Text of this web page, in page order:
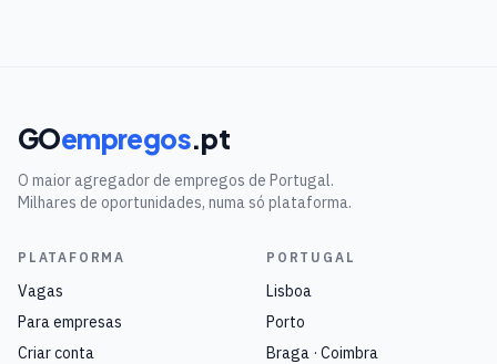
GOempregos.pt
O maior agregador de empregos de Portugal.
Milhares de oportunidades, numa só plataforma.
PLATAFORMA
Vagas
Para empresas
Criar conta
PORTUGAL
Lisboa
Porto
Braga · Coimbra